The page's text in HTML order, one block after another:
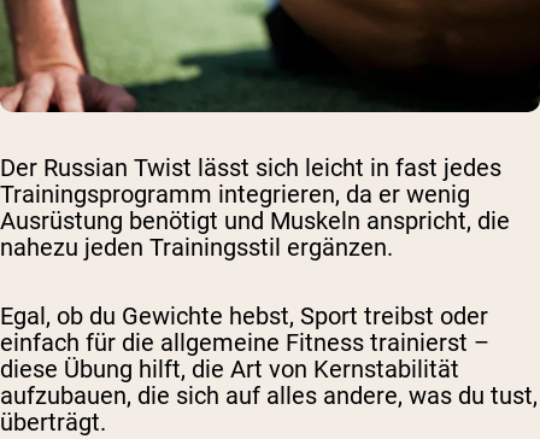
Der Russian Twist lässt sich leicht in fast jedes
Trainingsprogramm integrieren, da er wenig
Ausrüstung benötigt und Muskeln anspricht, die
nahezu jeden Trainingsstil ergänzen.
Egal, ob du Gewichte hebst, Sport treibst oder
einfach für die allgemeine Fitness trainierst –
diese Übung hilft, die Art von Kernstabilität
aufzubauen, die sich auf alles andere, was du tust,
überträgt.